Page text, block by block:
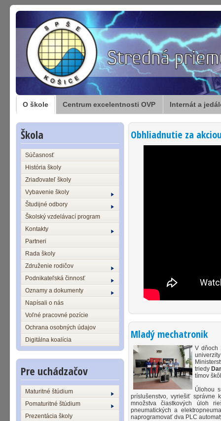
O škole Centrum excelentnosti OVP Internát a
Škola
Súčasnosť
História školy
Zriaďovateľ školy
Vybavenie školy
Študijné odbory
Školský vzdelávací program
Kontakty
Partneri
Rada školy
Združenie rodičov
Podnikateľská činnosť
Oznamy a dokumenty
Napísali o nás
Voľné pracovné pozície
Ochrana osobných údajov
Digitálna koalícia
Pre uchádzačov
Maturitné štúdium
Pomaturitné štúdium
Prezentácia školy
Obhliadnutie za
Mladý mechatronik
V dňoch
triedy
tímov
Úlohou
príslušenstvo, vyriešiť správne
množstva čiastkových úloh
pneumatických a
naprogramovať dva PLC